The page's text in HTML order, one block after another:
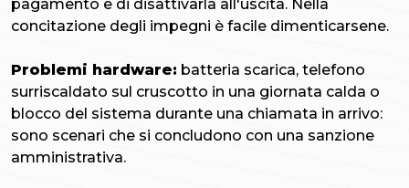
pagamento e di disattivarla all'uscita. Nella
concitazione degli impegni è facile dimenticarsene.
Problemi hardware: batteria scarica, telefono
surriscaldato sul cruscotto in una giornata calda o
blocco del sistema durante una chiamata in arrivo:
sono scenari che si concludono con una sanzione
amministrativa.